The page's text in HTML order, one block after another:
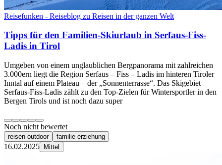
Reisefunken - Reiseblog zu Reisen in der ganzen Welt
Tipps für den Familien-Skiurlaub in Serfaus-Fiss-
Ladis in Tirol
Umgeben von einem unglaublichen Bergpanorama mit zahlreichen
3.000ern liegt die Region Serfaus – Fiss – Ladis im hinteren Tiroler
Inntal auf einem Plateau – der „Sonnenterrasse“. Das Skigebiet
Serfaus-Fiss-Ladis zählt zu den Top-Zielen für Wintersportler in den
Bergen Tirols und ist noch dazu super
Noch nicht bewertet
reisen-outdoor familie-erziehung
16.02.2025 Mittel